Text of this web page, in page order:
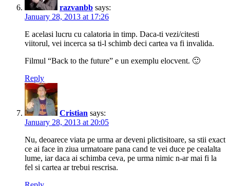
razvanbb says:
January 28, 2013 at 17:26
E acelasi lucru cu calatoria in timp. Daca-ti vezi/citesti
viitorul, vei incerca sa ti-l schimb deci cartea va fi invalida.
Filmul “Back to the future” e un exemplu elocvent. 🙂
Reply
Cristian says:
January 28, 2013 at 20:05
Nu, deoarece viata pe urma ar deveni plictisitoare, sa stii exact
ce ai face in ziua urmatoare pana cand te vei duce pe cealalta
lume, iar daca ai schimba ceva, pe urma nimic n-ar mai fi la
fel si cartea ar trebui rescrisa.